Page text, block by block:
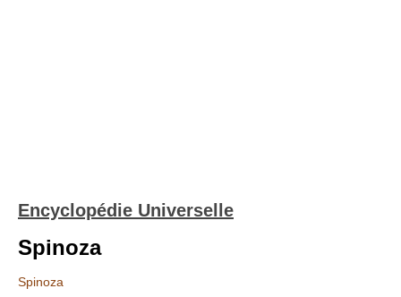
Encyclopédie Universelle
Spinoza
Spinoza